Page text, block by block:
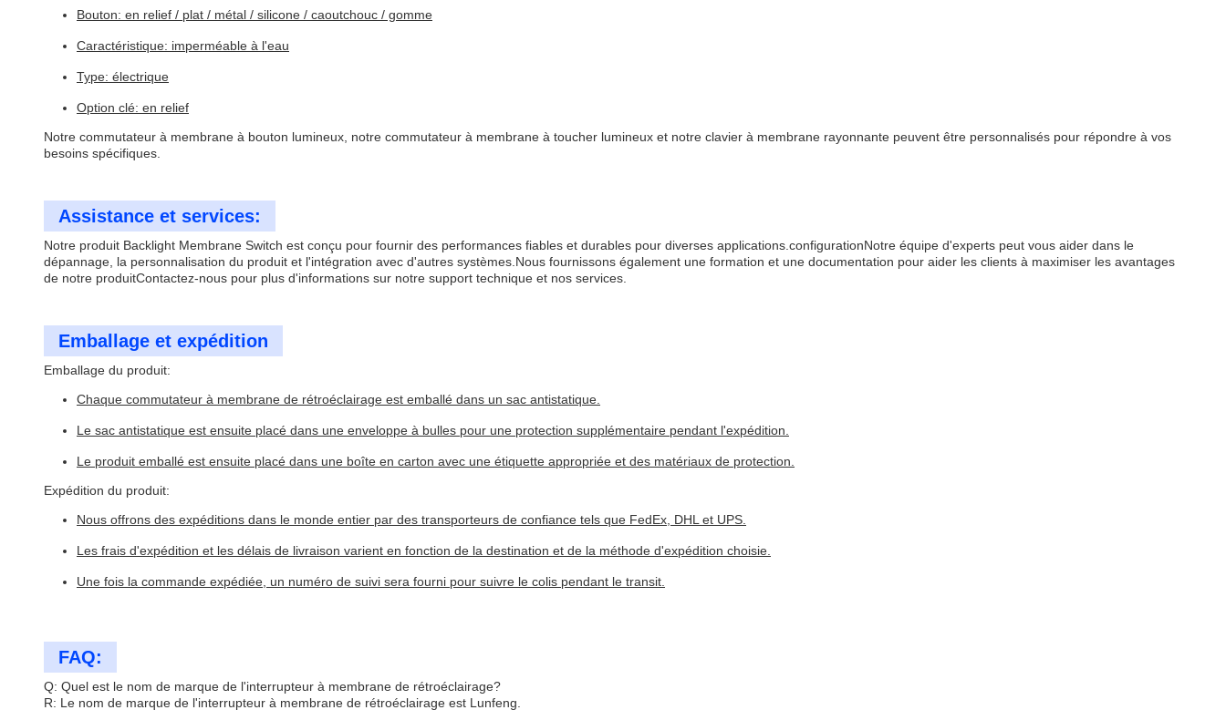
Bouton: en relief / plat / métal / silicone / caoutchouc / gomme
Caractéristique: imperméable à l'eau
Type: électrique
Option clé: en relief
Notre commutateur à membrane à bouton lumineux, notre commutateur à membrane à toucher lumineux et notre clavier à membrane rayonnante peuvent être personnalisés pour répondre à vos
besoins spécifiques.
Assistance et services:
Notre produit Backlight Membrane Switch est conçu pour fournir des performances fiables et durables pour diverses applications.configurationNotre équipe d'experts peut vous aider dans le
dépannage, la personnalisation du produit et l'intégration avec d'autres systèmes.Nous fournissons également une formation et une documentation pour aider les clients à maximiser les avantages
de notre produitContactez-nous pour plus d'informations sur notre support technique et nos services.
Emballage et expédition
Emballage du produit:
Chaque commutateur à membrane de rétroéclairage est emballé dans un sac antistatique.
Le sac antistatique est ensuite placé dans une enveloppe à bulles pour une protection supplémentaire pendant l'expédition.
Le produit emballé est ensuite placé dans une boîte en carton avec une étiquette appropriée et des matériaux de protection.
Expédition du produit:
Nous offrons des expéditions dans le monde entier par des transporteurs de confiance tels que FedEx, DHL et UPS.
Les frais d'expédition et les délais de livraison varient en fonction de la destination et de la méthode d'expédition choisie.
Une fois la commande expédiée, un numéro de suivi sera fourni pour suivre le colis pendant le transit.
FAQ:
Q: Quel est le nom de marque de l'interrupteur à membrane de rétroéclairage?
R: Le nom de marque de l'interrupteur à membrane de rétroéclairage est Lunfeng.